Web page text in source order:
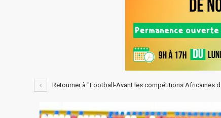
Retourner à "Football-Avant les compétitions Africaines